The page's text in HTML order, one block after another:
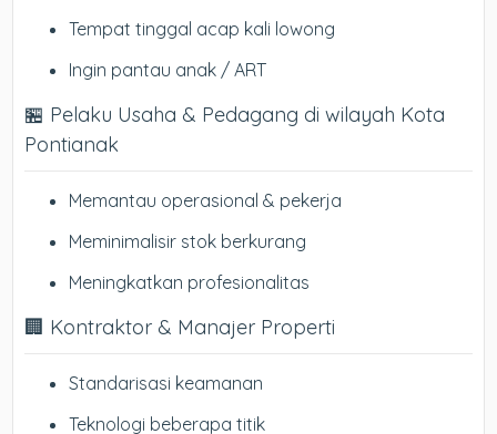
Tempat tinggal acap kali lowong
Ingin pantau anak / ART
🏪 Pelaku Usaha & Pedagang di wilayah Kota
Pontianak
Memantau operasional & pekerja
Meminimalisir stok berkurang
Meningkatkan profesionalitas
🏢 Kontraktor & Manajer Properti
Standarisasi keamanan
Teknologi beberapa titik